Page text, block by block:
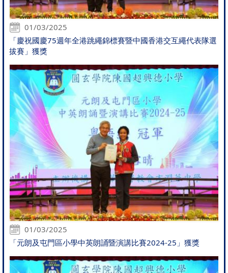
01/03/2025
「慶祝國慶75週年全港跳繩錦標賽暨中國香港交互繩代表隊選
拔賽」獲獎
01/03/2025
「元朗及屯門區小學中英朗誦暨演講比賽2024-25」獲獎